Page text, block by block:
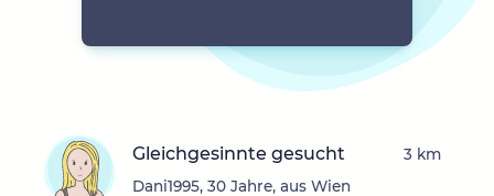
Gleichgesinnte gesucht
Dani1995, 30 Jahre, aus Wien
3 km